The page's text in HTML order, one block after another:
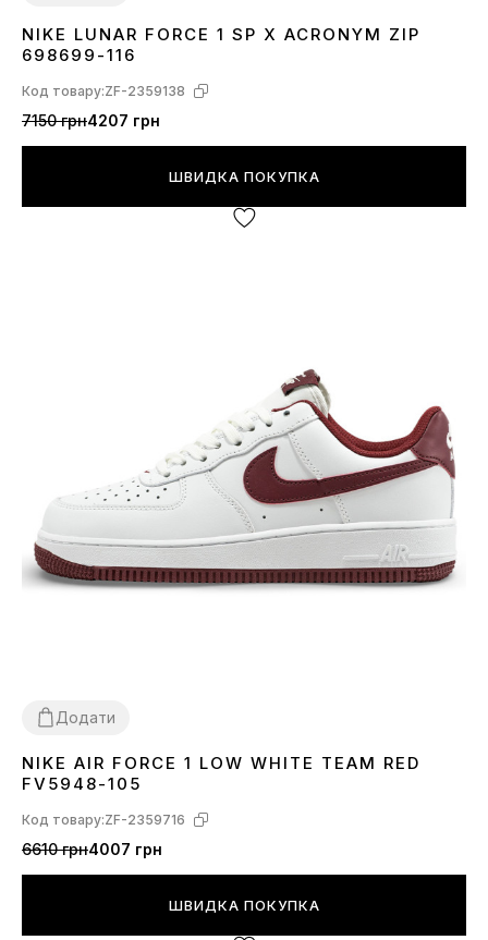
45
NIKE LUNAR FORCE 1 SP X ACRONYM ZIP
698699-116
Код товару:ZF-2359138
7150 грн4207 грн
ШВИДКА ПОКУПКА
Додати
4041 4244 45
NIKE AIR FORCE 1 LOW WHITE TEAM RED
FV5948-105
Код товару:ZF-2359716
6610 грн4007 грн
ШВИДКА ПОКУПКА